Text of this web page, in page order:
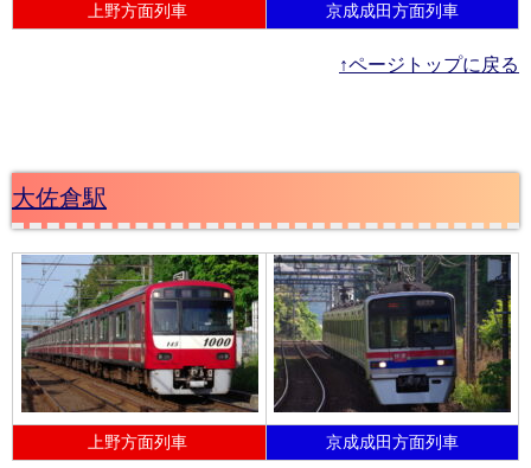
上野方面列車 京成成田方面列車
↑ページトップに戻る
大佐倉駅
上野方面列車 京成成田方面列車